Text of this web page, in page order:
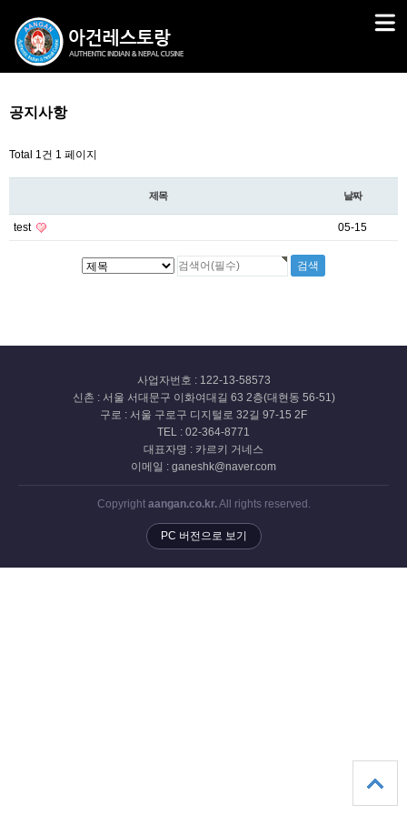
공지사항
Total 1건 1 페이지
제목 날짜
test 05-15
사업자번호 : 122-13-58573
신촌 : 서울 서대문구 이화여대길 63 2층(대현동 56-51)
구로 : 서울 구로구 디지털로 32길 97-15 2F
TEL : 02-364-8771
대표자명 : 카르키 거네스
이메일 : ganeshk@naver.com
Copyright aangan.co.kr.All rights reserved.
PC 버전으로 보기